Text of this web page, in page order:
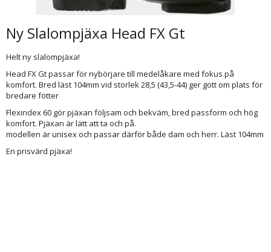
Ny Slalompjäxa Head FX Gt
Helt ny slalompjäxa!
Head FX Gt passar för nybörjare till medelåkare med fokus på
komfort. Bred läst 104mm vid storlek 28,5 (43,5-44) ger gott om plats för
bredare fötter
Flexindex 60 gör pjäxan följsam och bekväm, bred passform och hög
komfort. Pjäxan är lätt att ta och på.
modellen är unisex och passar därför både dam och herr. Läst 104mm
En prisvärd pjäxa!